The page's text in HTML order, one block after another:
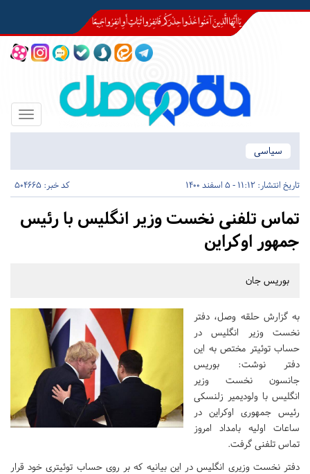
Toggle
سیاسی
تاریخ انتشار: 11:12 - 5 اسفند 1400 کد خبر: 504665
تماس تلفنی نخست وزیر انگلیس با رئیس
جمهور اوکراین
بوریس جان
به گزارش حلقه وصل، دفتر
نخست وزیر انگلیس در
حساب توئیتر مختص به این
دفتر نوشت: بوریس
جانسون نخست وزیر
انگلیس با ولودیمیر زلنسکی
رئیس جمهوری اوکراین در
ساعات اولیه بامداد امروز
تماس تلفنی گرفت.
دفتر نخست وزیری انگلیس در این بیانیه که بر روی حساب توئیتری خود قرار